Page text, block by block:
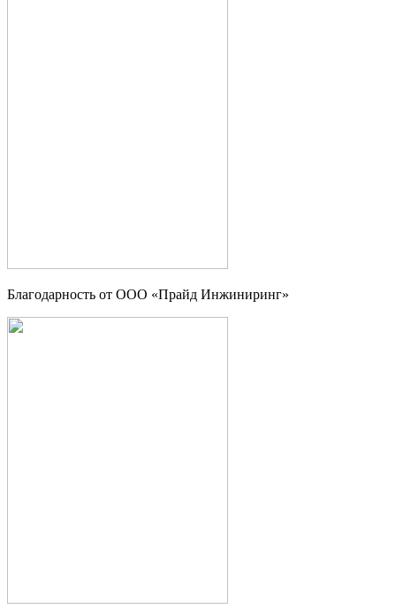
Благодарность от ООО «Прайд Инжиниринг»